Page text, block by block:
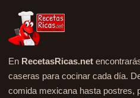
En RecetasRicas.net
caseras para cocinar cada día.
comida mexicana hasta postres,